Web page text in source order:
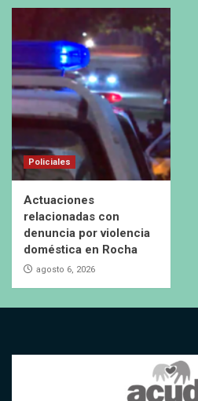
Policiales
Actuaciones
relacionadas con
denuncia por violencia
doméstica en Rocha
agosto 6, 2026